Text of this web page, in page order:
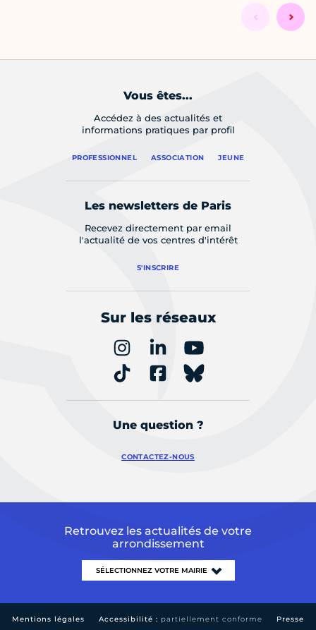
Vous êtes...
Accédez à des actualités et
informations pratiques par profil
PROFESSIONNEL ASSOCIATION JEUNE
Les newsletters de Paris
Recevez directement par email
l'actualité de vos centres d'intérêt
S'INSCRIRE
Sur les réseaux
Une question ?
CONTACTEZ-NOUS
Retrouvez les actualités de votre
arrondissement
Mentions légales Accessibilité : partiellement conforme Presse